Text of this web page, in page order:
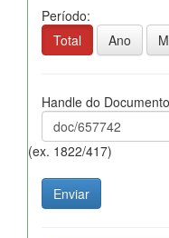
Período:
Total
Ano
Handle do Documento
(ex. 1822/417)